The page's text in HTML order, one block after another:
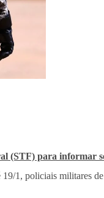
(STF) para informar
1, policiais militares